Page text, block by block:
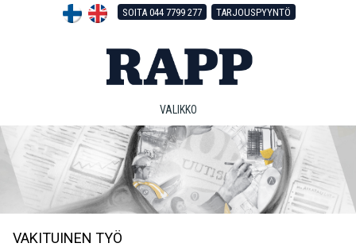
SOITA 044 7799 277 TARJOUSPYYNTÖ
VALIKKO
VAKITUINEN TYÖ